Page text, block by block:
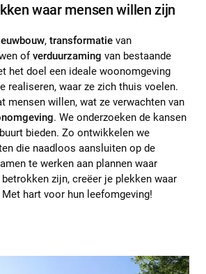
waar mensen willen zijn
, transformatie van
ofverduurzaming van bestaande
het doel een ideale woonomgeving
realiseren, waar ze zich thuis voelen.
mensen willen, wat ze verwachten van
. We onderzoeken de kansen
bieden. Zo ontwikkelen we
die naadloos aansluiten op de
te werken aan plannen waar
zijn, creëer je plekken waar
hart voor hun leefomgeving!